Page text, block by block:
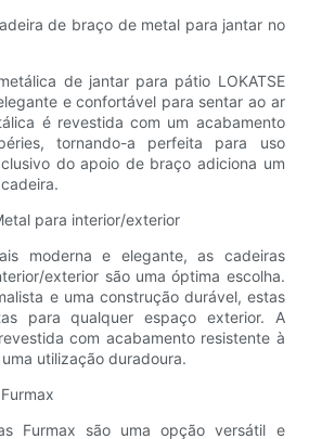
de braço de metal para jantar no
de jantar para pátio LOKATSE
e confortável para sentar ao ar
é revestida com um acabamento
tornando-a perfeita para uso
do apoio de braço adiciona um
para interior/exterior
moderna e elegante, as cadeiras
exterior são uma óptima escolha.
e uma construção durável, estas
para qualquer espaço exterior. A
com acabamento resistente à
utilização duradoura.
Furmax são uma opção versátil e